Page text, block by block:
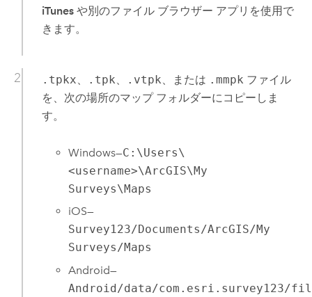
iTunesや別のファイル ブラウザー アプリを使用で
きます。
.tpkx、 .tpk、 .vtpk、または .mmpk ファイル
を、次の場所のマップ フォルダーにコピーしま
す。
Windows—C:\Users\
<username>\ArcGIS\My
Surveys\Maps
iOS—
Survey123/Documents/ArcGIS/My
Surveys/Maps
Android—
Android/data/com.esri.survey123/